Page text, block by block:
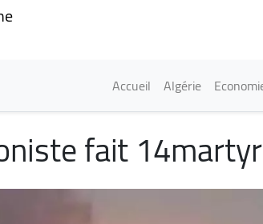
Main
Accueil Algérie
fait